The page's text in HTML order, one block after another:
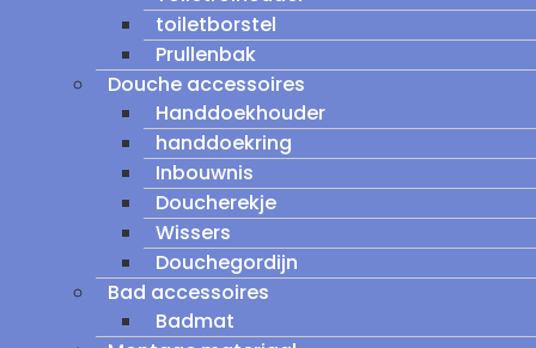
toiletborstel
Prullenbak
Douche accessoires
Handdoekhouder
handdoekring
Inbouwnis
Doucherekje
Wissers
Douchegordijn
Bad accessoires
Badmat